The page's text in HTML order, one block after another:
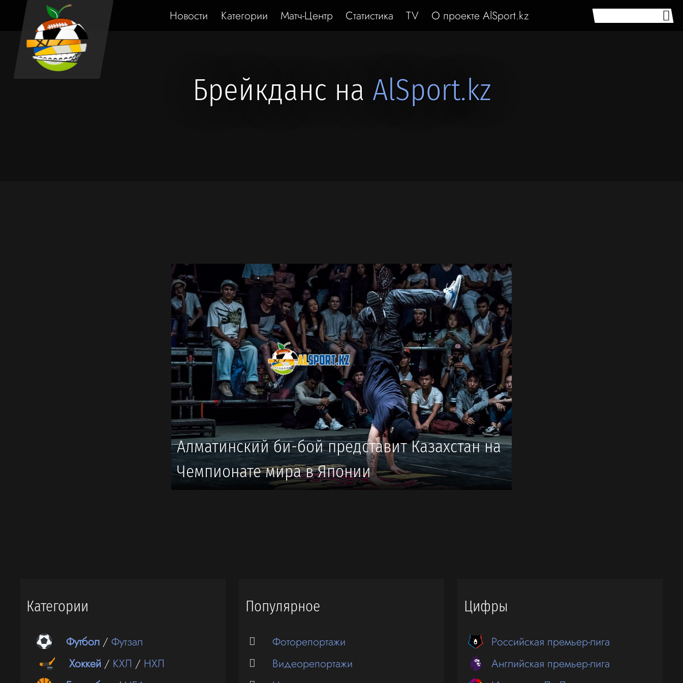
Новости Категории Матч-Центр Статистика TV О проекте AlSport.kz
Брейкданс на AlSport.kz
Алматинский би-бой представит Казахстан на
Чемпионате мира в Японии
Категории
Футбол /Футзал
Хоккей / КХЛ / НХЛ
Популярное
Фоторепортажи
Видеорепортажи
Цифры
Российская премьер-лига
Английская премьер-лига